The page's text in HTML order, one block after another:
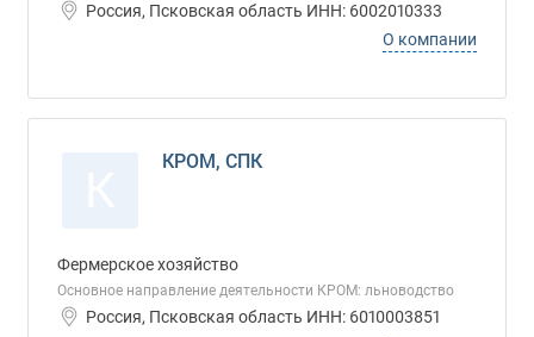
Россия, Псковская область ИНН: 6002010333
О компании
КРОМ, СПК
Фермерское хозяйство
Основное направление деятельности КРОМ: льноводство
Россия, Псковская область ИНН: 6010003851